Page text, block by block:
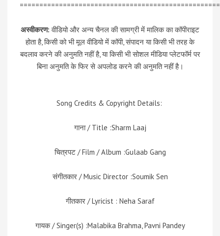
अस्वीकरण: वीडियो और अन्य चैनल की सामग्री में मालिक का कॉपीराइट
होता है, किसी को भी मूल वीडियो में कॉपी, संपादन या किसी भी तरह के
बदलाव करने की अनुमति नहीं है, या किसी भी सोशल मीडिया प्लेटफॉर्म पर
बिना अनुमति के फिर से अपलोड करने की अनुमति नहीं है।
Song Credits & Copyright Details:
गाना / Title :Sharm Laaj
चित्रपट / Film / Album :Gulaab Gang
संगीतकार / Music Director :Soumik Sen
गीतकार / Lyricist : Neha Saraf
गायक / Singer(s) :Malabika Brahma, Pavni Pandey